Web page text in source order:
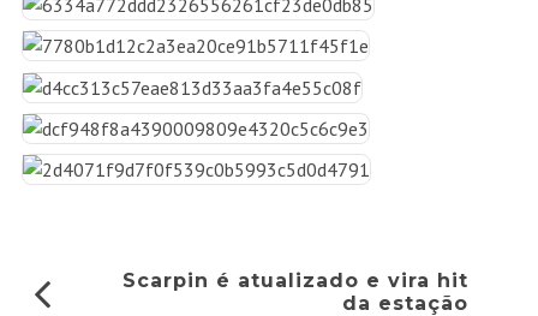
Scarpin é atualizado e vira hit
da estação